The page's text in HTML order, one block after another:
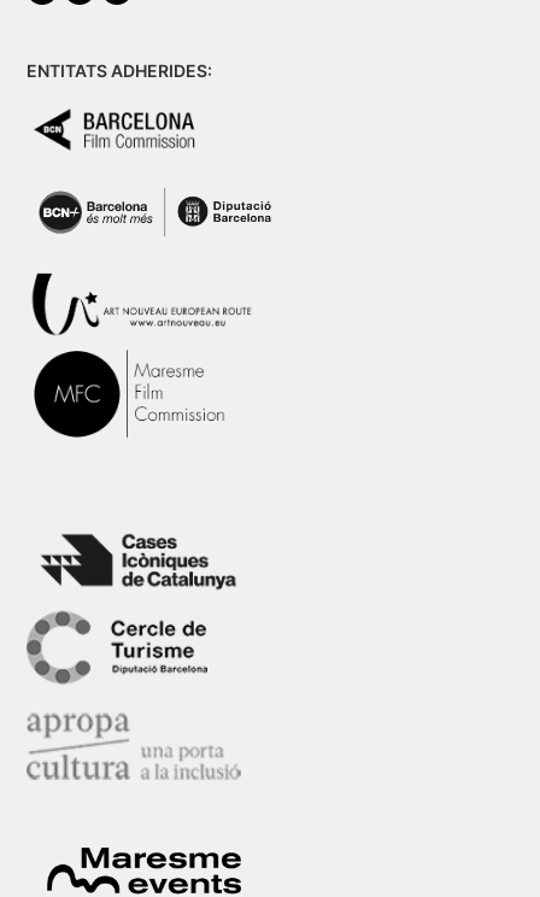
ENTITATS ADHERIDES: